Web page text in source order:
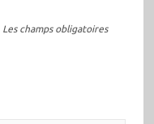
Les champs obligatoires